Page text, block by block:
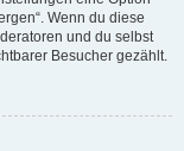
Wenn du diese
und du selbst
Besucher gezählt.